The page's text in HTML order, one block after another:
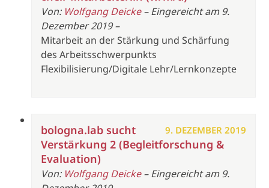
Von: Wolfgang Deicke– Eingereicht am 9.
Dezember 2019 –
Mitarbeit an der Stärkung und Schärfung
des Arbeitsschwerpunkts
Flexibilisierung/Digitale Lehr/Lernkonzepte
9. DEZEMBER 2019
bologna.lab sucht
Verstärkung 2 (Begleitforschung &
Evaluation)
Von: Wolfgang Deicke– Eingereicht am 9.